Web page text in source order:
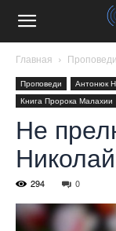
Главная Проповеди
Проповеди Антонюк
Книга Пророка Малахии
Не
294 0